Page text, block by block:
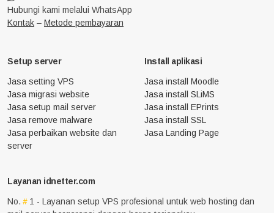
Hubungi kami melalui WhatsApp
Kontak – Metode pembayaran
Setup server
Jasa setting VPS
Jasa migrasi website
Jasa setup mail server
Jasa remove malware
Jasa perbaikan website dan
server
Install aplikasi
Jasa install Moodle
Jasa install SLiMS
Jasa install EPrints
Jasa install SSL
Jasa Landing Page
Layanan idnetter.com
No.
1 - Layanan setup VPS profesional untuk web hosting dan